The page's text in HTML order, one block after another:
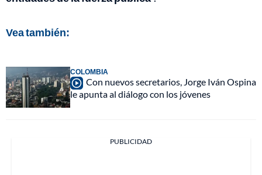
Vea también:
COLOMBIA
Con nuevos secretarios, Jorge Iván Ospina
le apunta al diálogo con los jóvenes
PUBLICIDAD